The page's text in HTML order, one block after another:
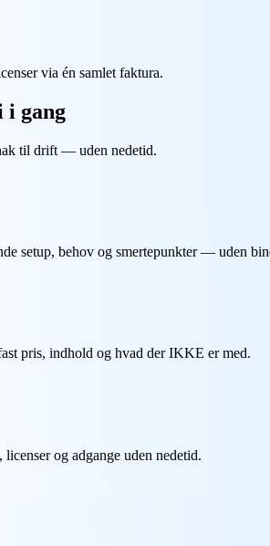
via én samlet faktura.
i gang
til drift — uden nedetid.
setup, behov og smertepunkter — uden
pris, indhold og hvad der IKKE er med.
og adgange uden nedetid.